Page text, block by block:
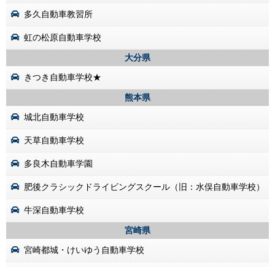
多久自動車教習所
虹の松原自動車学校
大分県
きつき自動車学校★
熊本県
城北自動車学校
天草自動車学校
多良木自動車学園
肥後クラシックドライビングスクール（旧：水俣自動車学校）
牛深自動車学校
宮崎県
宮崎都城・けいゆう自動車学校